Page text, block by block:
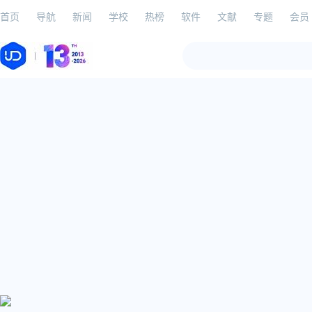
首页 导航 新闻 学校 热榜 软件 文献 专题 会员